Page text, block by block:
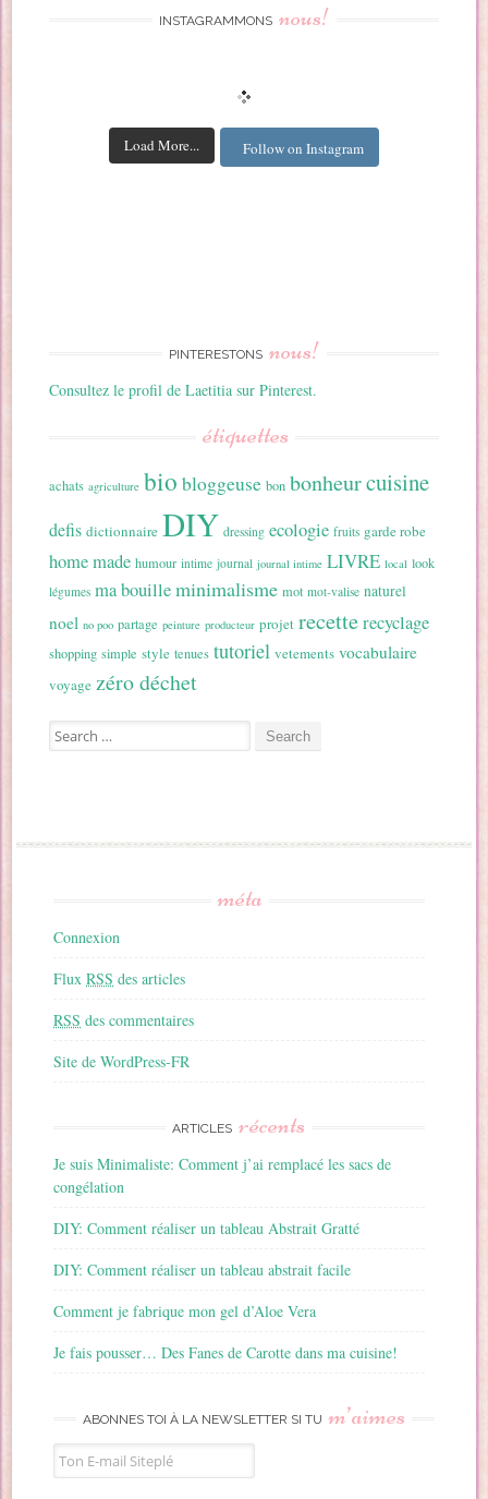
INSTAGRAMMONS nous!
Load More... Follow on Instagram
PINTERESTONS nous!
Consultez le profil de Laetitia sur Pinterest.
étiquettes
achats agriculture bio bloggeuse bon bonheurcuisine
defis dictionnaire DIY dressing ecologie fruits garde robe
home made humour intime journal journal intime LIVRE local look
légumes ma bouilleminimalisme mot mot-valise naturel
noel no poo partage peinture producteur projet recetterecyclage
shopping simple style tenues tutoriel vetements vocabulaire
voyage zéro déchet
Search for:
méta
Connexion
FluxRSS des articles
RSS des commentaires
Site de WordPress-FR
ARTICLES récents
Je suis Minimaliste: Comment j’ai remplacé les sacs de
congélation
DIY: Comment réaliser un tableau Abstrait Gratté
DIY: Comment réaliser un tableau abstrait facile
Comment je fabrique mon gel d’Aloe Vera
Je fais pousser… Des Fanes de Carotte dans ma cuisine!
ABONNES TOI À LA NEWSLETTER SI TU m’aimes